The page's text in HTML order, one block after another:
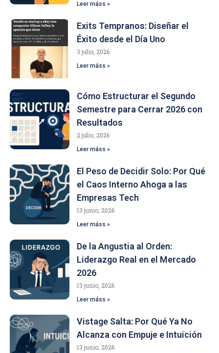
Leer máss »
Exits Tempranos: Diseñar el
Éxito desde el Día Uno
3 julio, 2026
Leer máss »
Cómo Estructurar el Segundo
Semestre para Cerrar 2026 con
Resultados
2 julio, 2026
Leer máss »
El Peso de Decidir Solo: Por Qué
el Caos Interno Ahoga a las
Empresas Tech
13 junio, 2026
Leer máss »
De la Angustia al Orden:
Liderazgo Real en el Mercado
2026
13 junio, 2026
Leer máss »
Vistage Salta: Por Qué Ya No
Alcanza con Empuje e Intuición
13 junio, 2026